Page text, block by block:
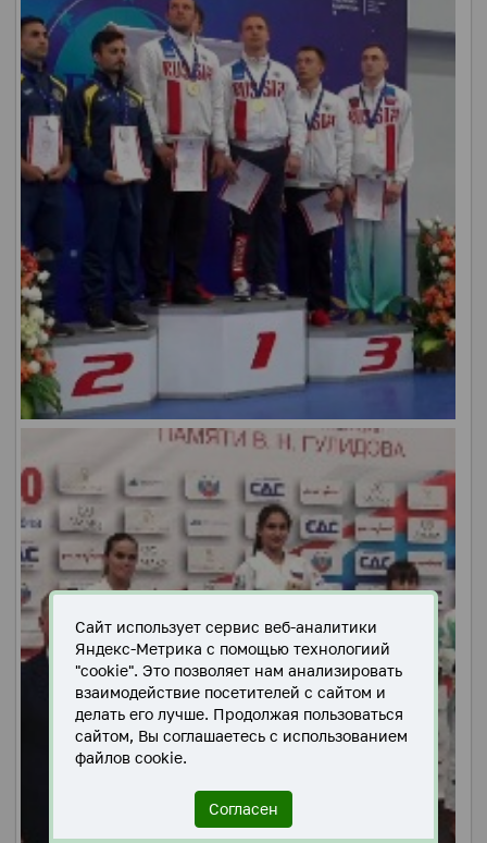
Сайт использует сервис веб-аналитики
Яндекс-Метрика с помощью технологиий
"cookie". Это позволяет нам анализировать
взаимодействие посетителей с сайтом и
делать его лучше. Продолжая пользоваться
сайтом, Вы соглашаетесь с использованием
файлов cookie.
Согласен